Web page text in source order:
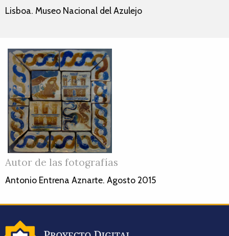
Lisboa. Museo Nacional del Azulejo
Autor de las fotografías
Antonio Entrena Aznarte. Agosto 2015